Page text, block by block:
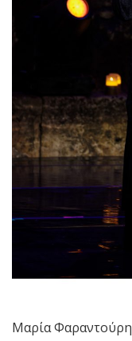
Μαρία Φαραντούρη